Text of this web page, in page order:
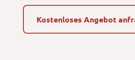
Kostenloses Angebot